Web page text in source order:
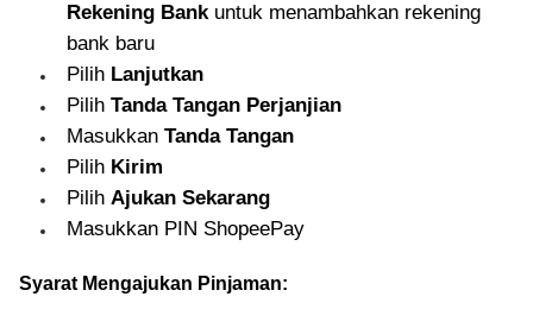
Rekening Bankuntuk menambahkan rekening
bank baru
Pilih Lanjutkan
Pilih Tanda Tangan Perjanjian
Masukkan Tanda Tangan
Pilih Kirim
Pilih Ajukan Sekarang
Masukkan PIN ShopeePay
Syarat Mengajukan Pinjaman: